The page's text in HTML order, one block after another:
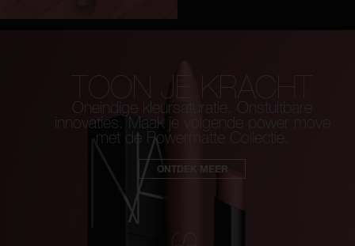
TOON JE KRACHT
Oneindige kleursaturatie. Onstuitbare
innovaties. Maak je volgende power move
met de Powermatte Collectie.
ONTDEK MEER